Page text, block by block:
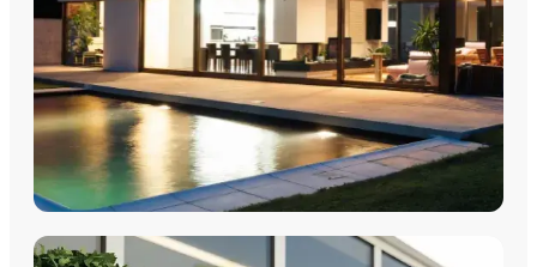
FENÊTRES